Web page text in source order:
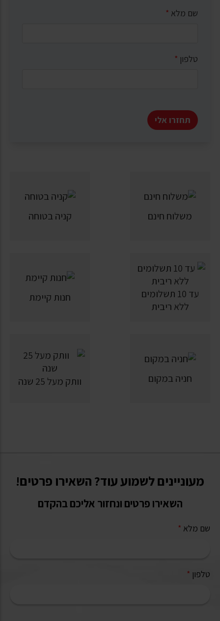
שם מלא *
טלפון *
תחזרו אלי
משלוח חינם קניה בטוחה
עד 10 תשלומים
ללא ריבית
חנות קיימת
חניה במקום וותק מעל 25 שנה
מעוניינים לשמוע עוד? השאירו פרטים!
השאירו פרטים ונחזור אליכם בהקדם
שם מלא *
טלפון *